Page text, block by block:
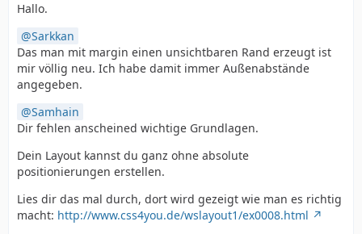
Hallo.
Sarkkan
Das man mit margin einen unsichtbaren Rand erzeugt ist
mir völlig neu. Ich habe damit immer Außenabstände
angegeben.
Samhain
Dir fehlen anscheined wichtige Grundlagen.
Dein Layout kannst du ganz ohne absolute
positionierungen erstellen.
Lies dir das mal durch, dort wird gezeigt wie man es richtig
macht: http://www.css4you.de/wslayout1/ex0008.html